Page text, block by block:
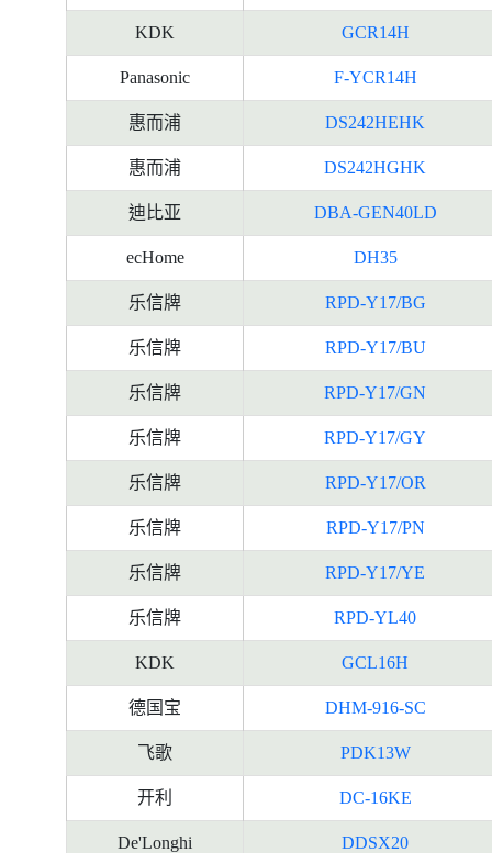
KDK GCR14H
Panasonic F-YCR14H
惠而浦 DS242HEHK
惠而浦 DS242HGHK
迪比亚 DBA-GEN40LD
ecHome DH35
乐信牌 RPD-Y17/BG
乐信牌 RPD-Y17/BU
乐信牌 RPD-Y17/GN
乐信牌 RPD-Y17/GY
乐信牌 RPD-Y17/OR
乐信牌 RPD-Y17/PN
乐信牌 RPD-Y17/YE
乐信牌 RPD-YL40
KDK GCL16H
德国宝 DHM-916-SC
飞歌 PDK13W
开利 DC-16KE
De'Longhi DDSX20